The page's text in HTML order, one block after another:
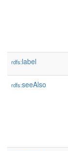
rdfs:label
rdfs:seeAlso